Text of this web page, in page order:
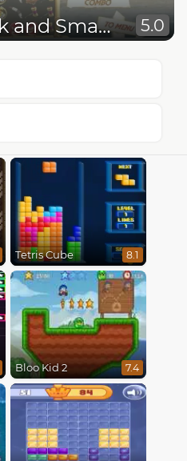
Sonic Boom Link and Smash 5.0
Tetris Cube 8.1
Bloo Kid 2 7.4